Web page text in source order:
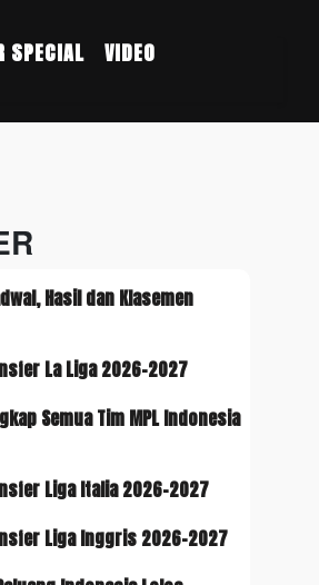
SPECIAL VIDEO
Hasil dan Klasemen
La Liga 2026-2027
Semua Tim MPL Indonesia
Liga Italia 2026-2027
Liga Inggris 2026-2027